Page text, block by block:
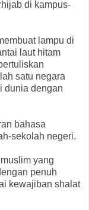
di kampus-
lampu di
laut hitam
satu negara
dunia dengan
bahasa
sekolah negeri.
yang
penuh
kewajiban shalat